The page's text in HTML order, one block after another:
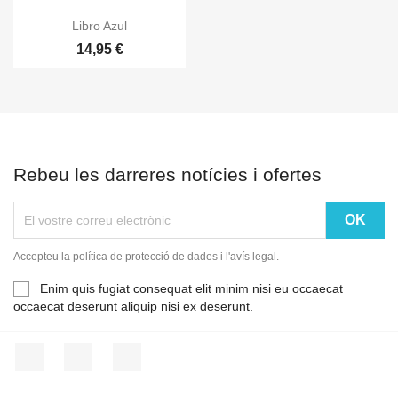
Vista ràpida
Libro Azul
14,95 €
Rebeu les darreres notícies i ofertes
Accepteu la política de protecció de dades i l'avís legal.
Enim quis fugiat consequat elit minim nisi eu occaecat
occaecat deserunt aliquip nisi ex deserunt.